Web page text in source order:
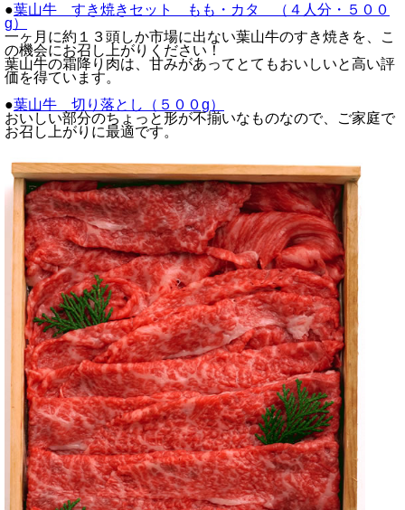
●葉山牛 すき焼きセット もも・カタ （４人分・５００
g）
一ヶ月に約１３頭しか市場に出ない葉山牛のすき焼きを、こ
の機会にお召し上がりください！
葉山牛の霜降り肉は、甘みがあってとてもおいしいと高い評
価を得ています。
●葉山牛 切り落とし（５００g）
おいしい部分のちょっと形が不揃いなものなので、ご家庭で
お召し上がりに最適です。